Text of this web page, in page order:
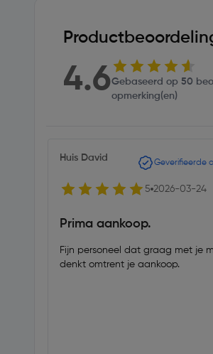
4.6Gebaseerd op 50
opmerking(en)
Huis David Geverifieerde
5 2026-03-24
Prima aankoop.
Fijn personeel dat graag met je
denkt omtrent je aankoop.